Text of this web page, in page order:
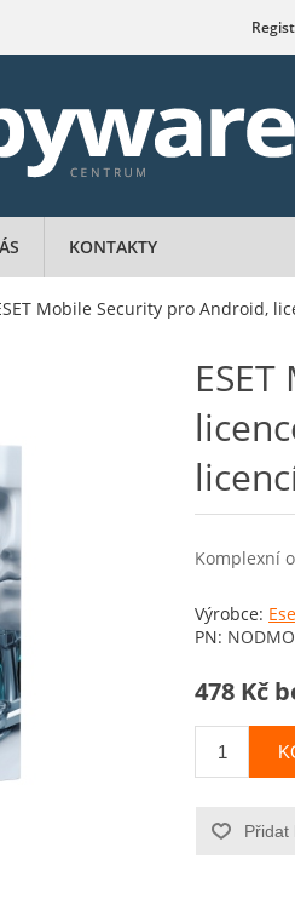
KONTAKTY
Mobile Security pro Android,
Komplexní
Výrobce:
PN:
478 Kč
Přidat